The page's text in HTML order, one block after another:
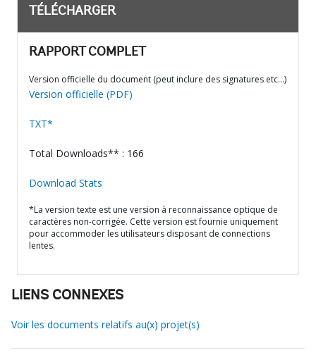
TÉLÉCHARGER
RAPPORT COMPLET
Version officielle du document (peut inclure des signatures etc…)
Version officielle (PDF)
TXT*
Total Downloads** : 166
Download Stats
*La version texte est une version à reconnaissance optique de
caractères non-corrigée. Cette version est fournie uniquement
pour accommoder les utilisateurs disposant de connections
lentes.
LIENS CONNEXES
Voir les documents relatifs au(x) projet(s)